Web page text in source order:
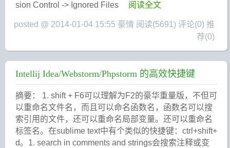
sion Control -> Ignored Files
阅读全文
posted @ 2014-01-04 15:55 豪情 阅读(5691) 评论(0) 推
荐(0)
Intellij Idea/Webstorm/Phpstorm 的高效快捷键
摘要： 1. shift + F6可以理解为F2的豪华重量版，不但可
以重命名文件名，而且可以命名函数名，函数名可以搜
索引用的文件，还可以重命名局部变量。还可以重命名
标签名。在sublime text中有个类似的快捷键：ctrl+shift+
d。1. search in comments and strings会搜索注释或变